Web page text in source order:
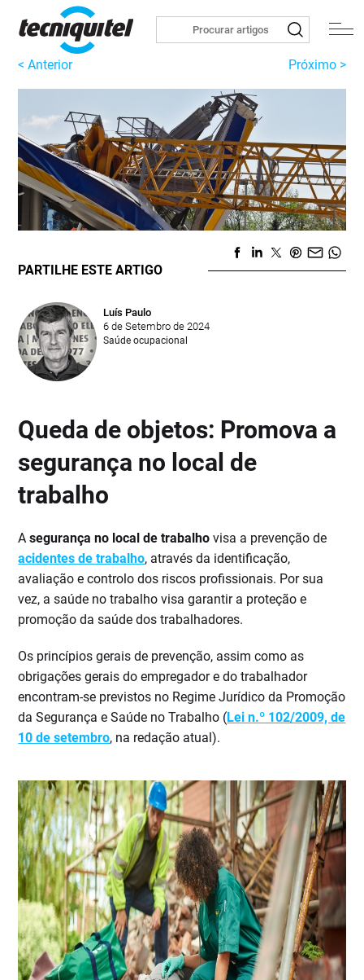
< Anterior Próximo >
PARTILHE ESTE ARTIGO
Luís Paulo
6 de Setembro de 2024
Saúde ocupacional
Queda de objetos: Promova a
segurança no local de
trabalho
Asegurança no local de trabalho visa a prevenção de
acidentes de trabalho, através da identificação,
avaliação e controlo dos riscos profissionais. Por sua
vez, a saúde no trabalho visa garantir a proteção e
promoção da saúde dos trabalhadores.
Os princípios gerais de prevenção, assim como as
obrigações gerais do empregador e do trabalhador
encontram-se previstos no Regime Jurídico da Promoção
da Segurança e Saúde no Trabalho (Lei n.º 102/2009, de
10 de setembro​, na redação atual).